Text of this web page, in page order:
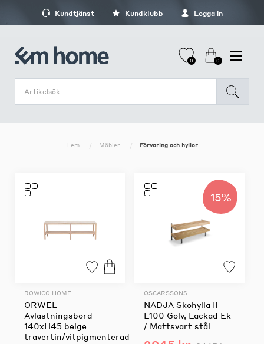
Kundtjänst Kundklubb Logga in
0 0
Hem Möbler Förvaring och hyllor
ROWICO HOME
ORWEL
Avlastningsbord
140xH45 beige
travertin/vitpigmenterad
15%
OSCARSSONS
NADJA Skohylla II
L100 Golv, Lackad Ek
/ Mattsvart stål